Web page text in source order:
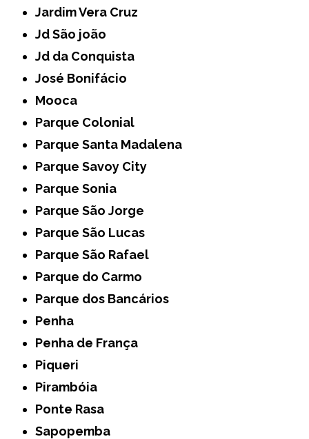
Jardim Vera Cruz
Jd São joão
Jd da Conquista
José Bonifácio
Mooca
Parque Colonial
Parque Santa Madalena
Parque Savoy City
Parque Sonia
Parque São Jorge
Parque São Lucas
Parque São Rafael
Parque do Carmo
Parque dos Bancários
Penha
Penha de França
Piqueri
Pirambóia
Ponte Rasa
Sapopemba